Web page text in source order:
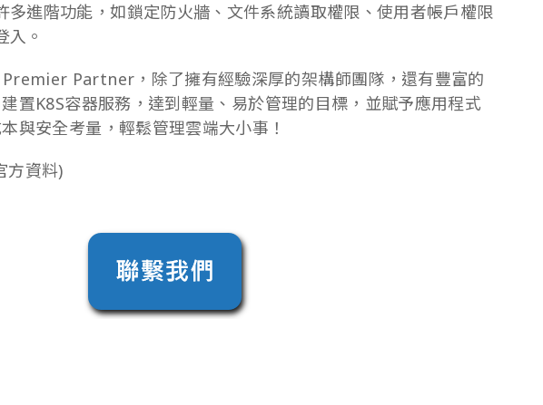
多進階功能，如鎖定防火牆、文件系統讀取權限、使用者帳戶權限
入。
Partner，除了擁有經驗深厚的架構師團隊，還有豐富的
置K8S容器服務，達到輕量、易於管理的目標，並賦予應用程式
與安全考量，輕鬆管理雲端大小事！
方資料)